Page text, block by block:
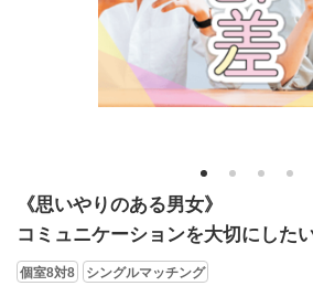
1 2 3 4
《思いやりのある男女》
コミュニケーションを大切にした
個室8対8 シングルマッチング